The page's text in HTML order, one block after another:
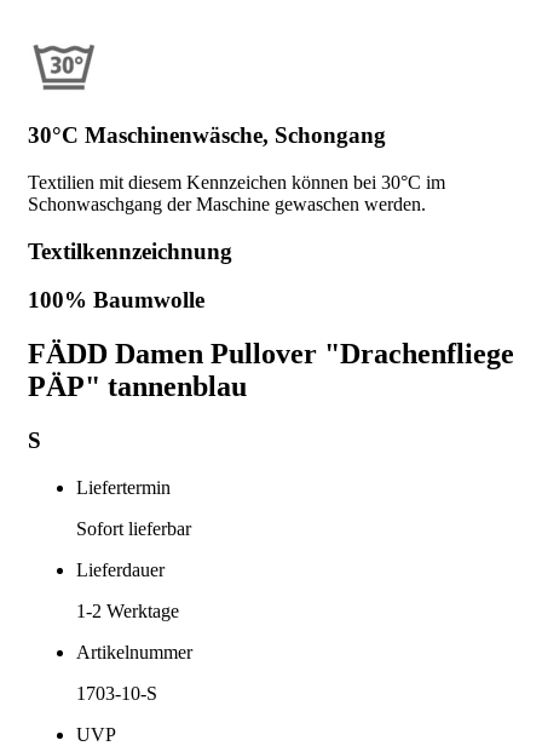
30°C Maschinenwäsche, Schongang
Textilien mit diesem Kennzeichen können bei 30°C im
Schonwaschgang der Maschine gewaschen werden.
Textilkennzeichnung
100% Baumwolle
FÄDD Damen Pullover "Drachenfliege
PÄP" tannenblau
S
Liefertermin
Sofort lieferbar
Lieferdauer
1-2 Werktage
Artikelnummer
1703-10-S
UVP